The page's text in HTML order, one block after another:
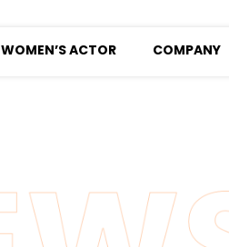
WOMEN’S ACTOR COMPANY